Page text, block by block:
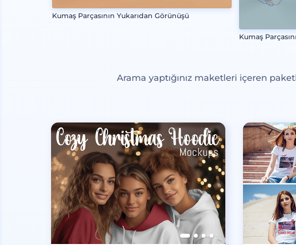
Kumaş Parçasının Yukarıdan Görünüşü
Kumaş
Arama yaptığınız maketleri içeren